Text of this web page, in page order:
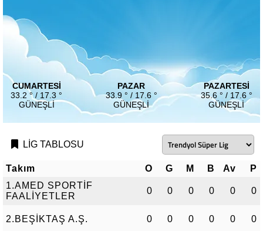
CUMARTESI
33.2 ° / 17.3 °
GÜNEŞLI
PAZAR
33.9 ° / 17.6 °
GÜNEŞLI
PAZARTESI
35.6 ° / 17.6 °
GÜNEŞLI
LİG TABLOSU
Takım O G M B Av
P
1.AMED SPORTİF
FAALİYETLER
0 0 0 0 0 0
2.BEŞİKTAŞ A.Ş. 0 0 0 0 0 0